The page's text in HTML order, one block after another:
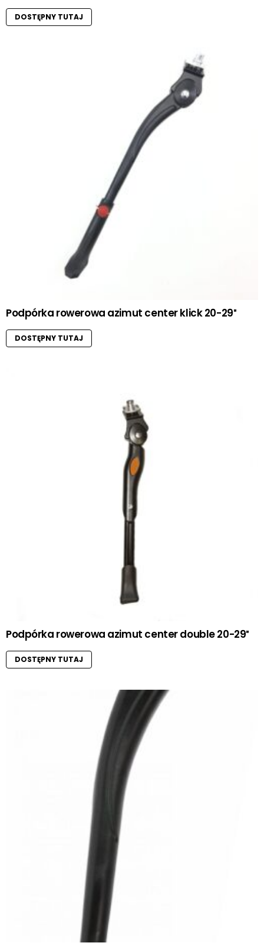
DOSTĘPNY TUTAJ
Podpórka rowerowa azimut center klick 20-29″
DOSTĘPNY TUTAJ
Podpórka rowerowa azimut center double 20-29″
DOSTĘPNY TUTAJ